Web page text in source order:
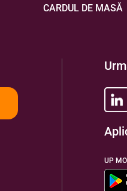
CARDUL DE MASĂ
UP